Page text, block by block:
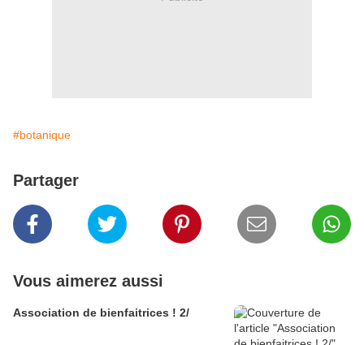
#botanique
Partager
Vous aimerez aussi
Association de bienfaitrices ! 2/